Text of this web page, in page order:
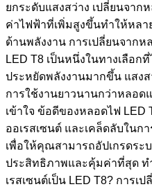
ยกระดับแสงสว่าง เปลี่ยนจาก
ค่าไฟฟ้าที่เพิ่มสูงขึ้นทำให้หลา
ด้านพลังงาน การเปลี่ยนจาก
LED T8 เป็นหนึ่งในทางเลือก
ประหยัดพลังงานมากขึ้น แสง
การใช้งานยาวนานกว่าหลอ
เข้าใจ ข้อดีของหลอดไฟ
ออเรสเซนต์ และเคล็ดลับในก
เพื่อให้คุณสามารถอัปเกรดระ
ประสิทธิภาพและคุ้มค่าที่สุด ท
เรสเซนต์เป็น LED T8? การเ